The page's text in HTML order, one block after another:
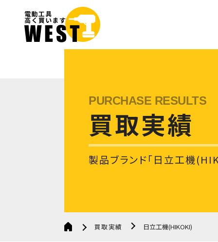
買取実績
製品ブランド「日立工機
買取実績 日立工機(HIKOKI)